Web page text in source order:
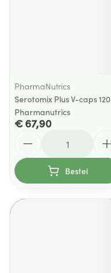
PharmaNutrics
Serotomix Plus V-caps 120
Pharmanutrics
€ 67,90
Bestel